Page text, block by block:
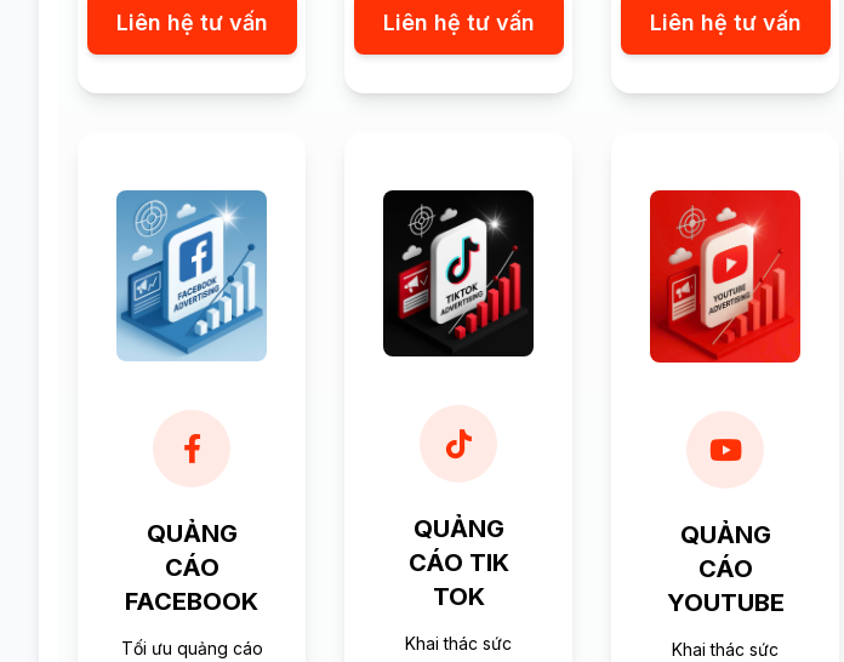
Liên hệ tư vấn Liên hệ tư vấn Liên hệ tư vấn
QUẢNG
CÁO
FACEBOOK
Tối ưu quảng cáo
QUẢNG
CÁO TIK
TOK
Khai thác sức
QUẢNG
CÁO
YOUTUBE
Khai thác sức